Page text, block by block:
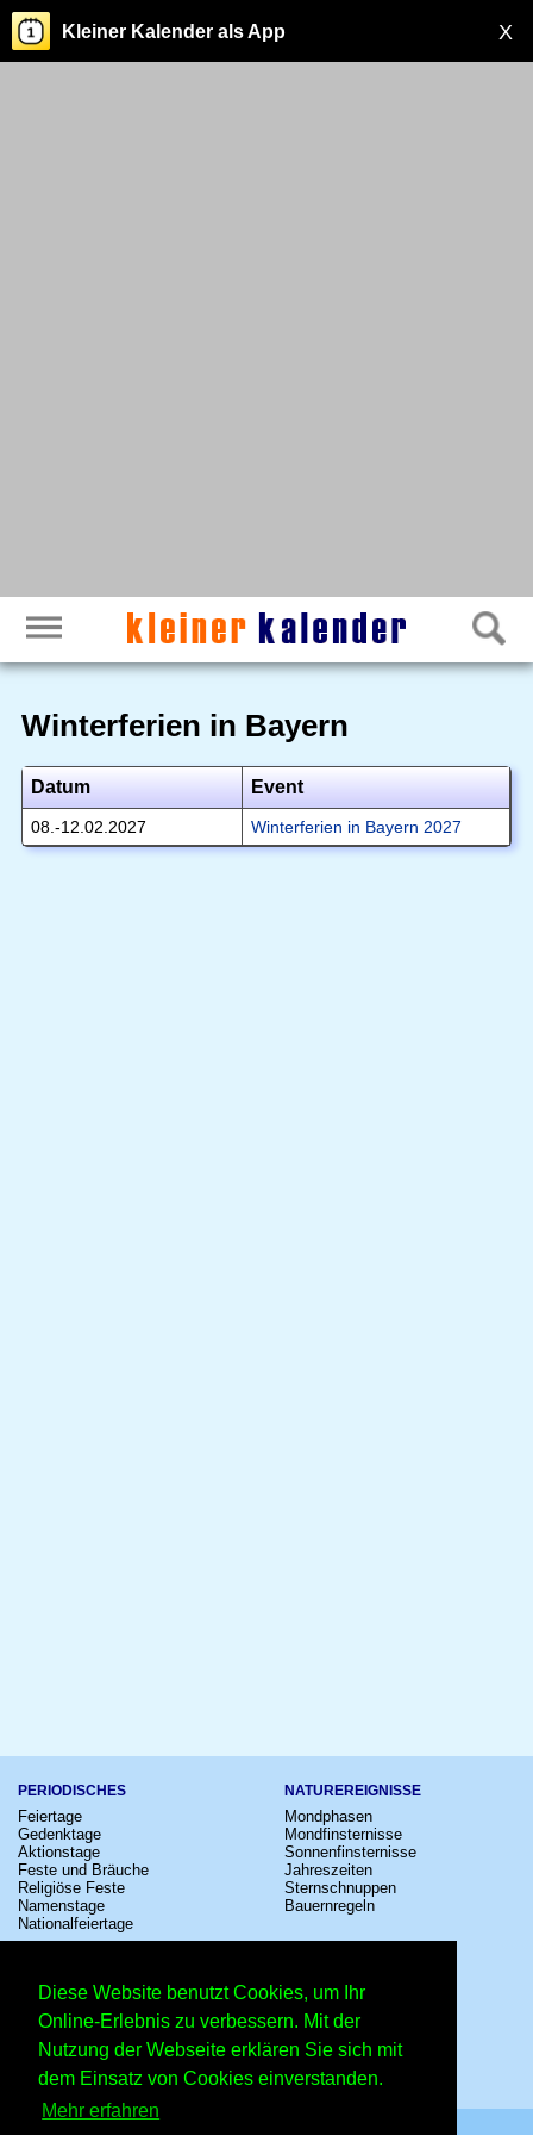
Diese Website benutzt Cookies, um Ihr
Online-Erlebnis zu verbessern. Mit der
Nutzung der Webseite erklären Sie sich mit
dem Einsatz von Cookies einverstanden.
Mehr erfahren
X
Kleiner Kalender als App
Winterferien in Bayern
Datum Event
08.-12.02.2027 Winterferien in Bayern 2027
PERIODISCHES
Feiertage
Gedenktage
Aktionstage
Feste und Bräuche
Religiöse Feste
Namenstage
Nationalfeiertage
NATUREREIGNISSE
Mondphasen
Mondfinsternisse
Sonnenfinsternisse
Jahreszeiten
Sternschnuppen
Bauernregeln
Kinostarts
Festivals
Fußball
Comedy
Shows
Sternzeichen
Schalttage
Messen
Erinnerungen
Volksfeste